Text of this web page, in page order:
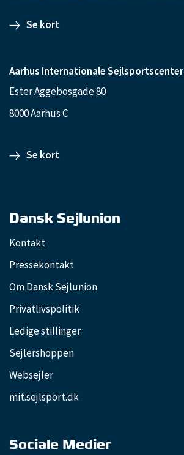
Se kort
Aarhus Internationale Sejlsportscenter
Ester Aggebosgade 80
8000 Aarhus C
Se kort
Dansk Sejlunion
Kontakt
Pressekontakt
Om Dansk Sejlunion
Privatlivspolitik
Ledige stillinger
Sejlershoppen
Websejler
mit.sejlsport.dk
Sociale Medier